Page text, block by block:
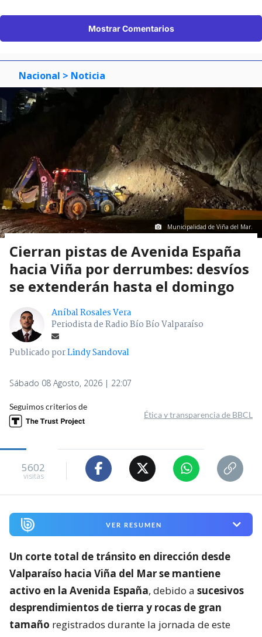
Mostrar Comentarios
Nacional > Noticia
Municipalidad de Viña del Mar.
Cierran pistas de Avenida España
hacia Viña por derrumbes: desvíos
se extenderán hasta el domingo
Aníbal Rosales Vera
Periodista de Radio Bío Bío Valparaíso
Publicado porLindy Sandoval
Sábado 08 Agosto, 2026 | 22:07
Seguimos criterios de
Ética y transparencia de BBCL
5602
visitas
VER RESUMEN
Un corte total de tránsito en dirección desde
Valparaíso hacia Viña del Mar se mantiene
activo en la Avenida España, debido a sucesivos
desprendimientos de tierra y rocas de gran
tamaño registrados durante la jornada de este